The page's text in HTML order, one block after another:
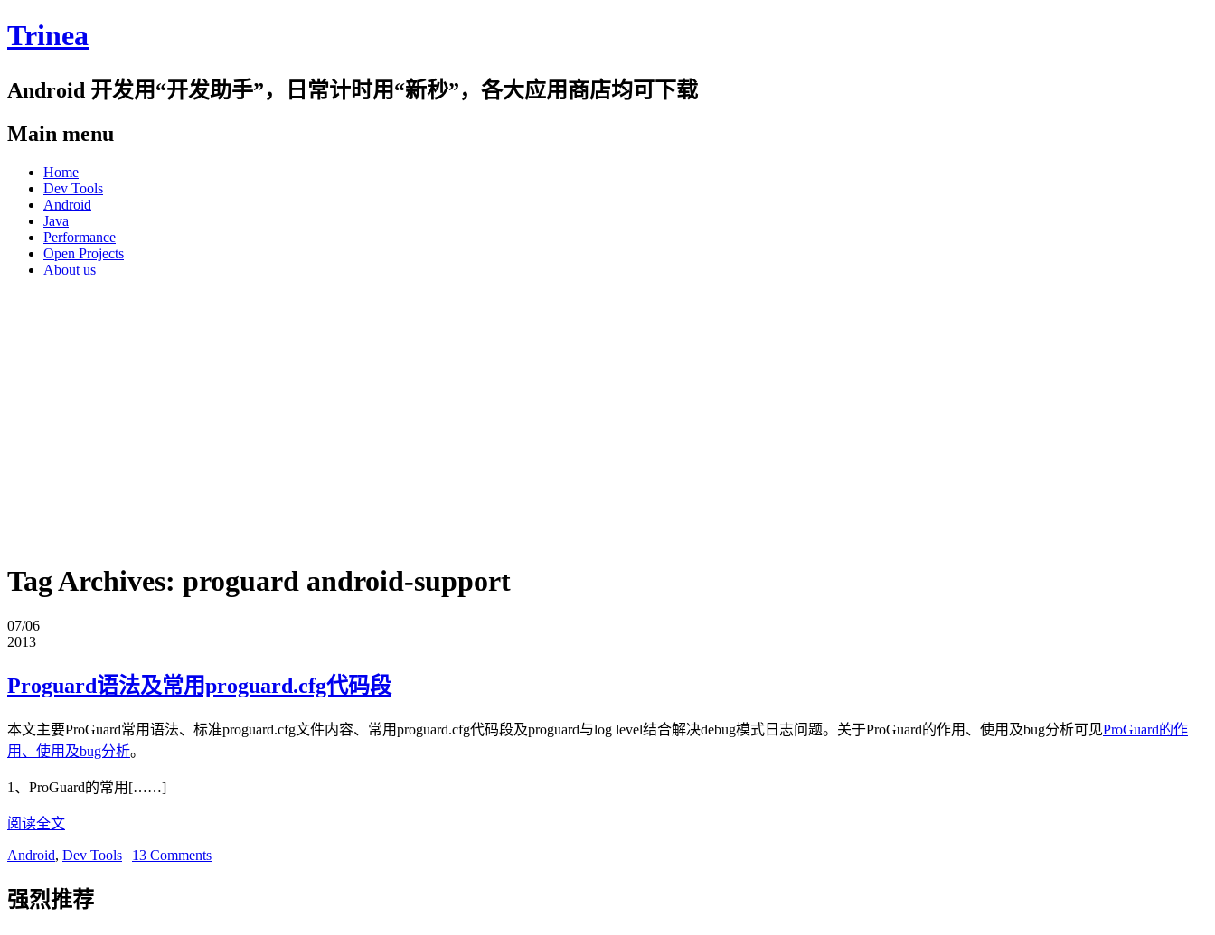
Trinea
Android 开发用“开发助手”，日常计时用“新秒”，各大应用商店均可下载
Main menu
Skip
content
Home
Dev Tools
Android
Java
Performance
Open Projects
About us
Tag Archives: proguard android-support
07/06
2013
Proguard语法及常用proguard.cfg代码段
本文主要ProGuard常用语法、标准proguard.cfg文件内容、常用proguard.cfg代码段及proguard与log level结合解决debug模式日志问题。关于ProGuard的作用、使用及bug分析可见ProGuard的作
用、使用及bug分析。
1、ProGuard的常用[……]
阅读全文
Android, Dev Tools | 13 Comments
强烈推荐